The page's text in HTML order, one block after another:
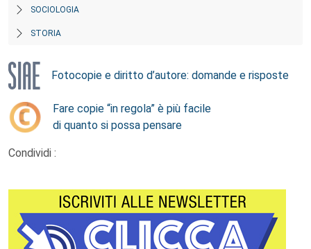
SOCIOLOGIA
STORIA
Fotocopie e diritto d’autore: domande e risposte
Fare copie “in regola” è più facile
di quanto si possa pensare
Condividi :